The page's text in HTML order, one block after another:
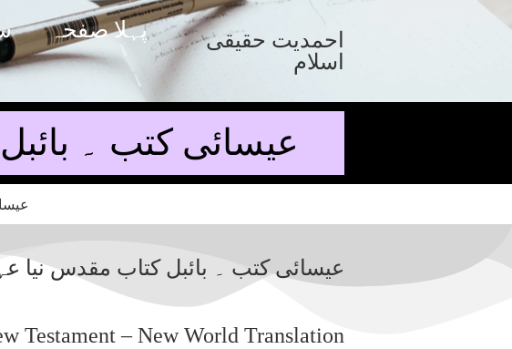
پہلا صفحہ
احمدیت حقیقی
اسلام
عیسائی کتب ۔
عیسائی کتب ۔ بائبل کتاب مقدس نیا
Testament – New World Translation